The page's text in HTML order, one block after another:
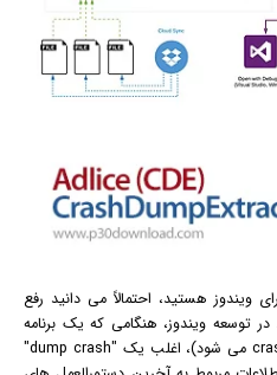
ویندوز هستید، احتمالاً می دانید رفع
توسعه ویندوز، هنگامی که یک برنامه
خراب می شود (یا به اصطلاح دچار crash می شود)، اغلب یک "dump crash"